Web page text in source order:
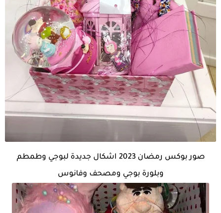
صور بوكس رمضان 2023 اشكال جديدة لبوجي وطمطم
وبلورة بوجي ومصحف وفانوس